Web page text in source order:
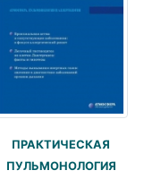
ПРАКТИЧЕСКАЯ
ПУЛЬМОНОЛОГИЯ